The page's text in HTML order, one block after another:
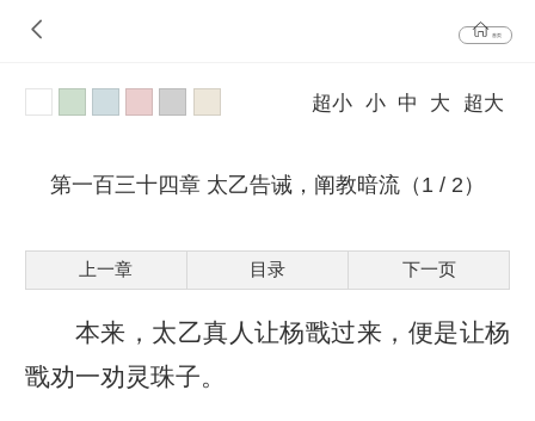
首页
超小 小 中 大 超大
第一百三十四章 太乙告诫，阐教暗流（1 / 2）
上一章 目录 下一页
本来，太乙真人让杨戬过来，便是让杨
戬劝一劝灵珠子。